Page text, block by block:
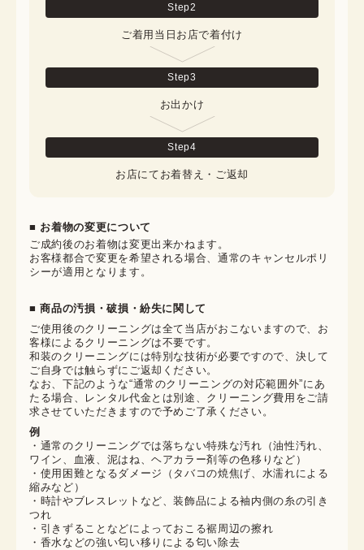
Step2
ご着用当日お店で着付け
Step3
お出かけ
Step4
お店にてお着替え・ご返却
■ お着物の変更について
ご成約後のお着物は変更出来かねます。
お客様都合で変更を希望される場合、通常のキャンセルポリ
シーが適用となります。
■ 商品の汚損・破損・紛失に関して
ご使用後のクリーニングは全て当店がおこないますので、お
客様によるクリーニングは不要です。
和装のクリーニングには特別な技術が必要ですので、決して
ご自身では触らずにご返却ください。
なお、下記のような“通常のクリーニングの対応範囲外”にあ
たる場合、レンタル代金とは別途、クリーニング費用をご請
求させていただきますので予めご了承ください。
例
・通常のクリーニングでは落ちない特殊な汚れ（油性汚れ、
ワイン、血液、泥はね、ヘアカラー剤等の色移りなど）
・使用困難となるダメージ（タバコの焼焦げ、水濡れによる
縮みなど）
・時計やブレスレットなど、装飾品による袖内側の糸の引き
つれ
・引きずることなどによっておこる裾周辺の擦れ
・香水などの強い匂い移りによる匂い除去